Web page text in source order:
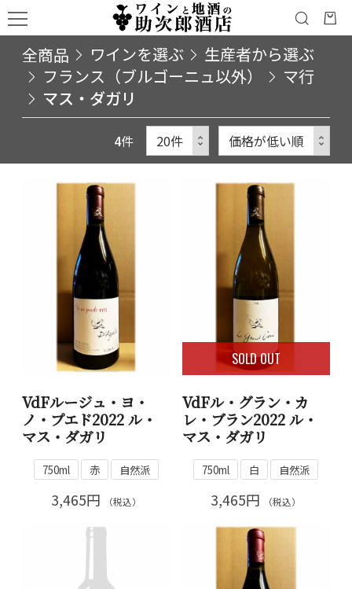
全商品 ワインを選ぶ
生産者から選ぶ
フランス（ブルゴーニュ以外）
マ行
マス・ダガリ
4件
VdFルージュ・ヨ・
ノ・プエド2022 ル・
マス・ダガリ
750ml 赤 自然派
3,465円 （税込）
SOLD OUT
VdFル・グラン・カ
レ・ブラン2022 ル・
マス・ダガリ
750ml 白 自然派
3,465円 （税込）